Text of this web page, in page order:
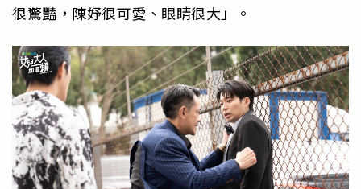
很驚豔，陳妤很可愛、眼睛很大」。